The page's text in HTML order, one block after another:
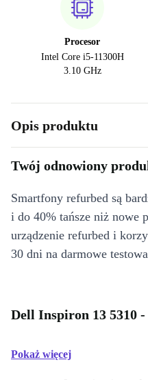
Procesor
Intel Core i5-11300H
3.10 GHz
Opis produktu
Twój odnowiony
Smartfony refurbed są
i do 40% tańsze niż nowe
urządzenie refurbed i
30 dni na darmowe
Dell Inspiron 13 5310
Pokaż więcej